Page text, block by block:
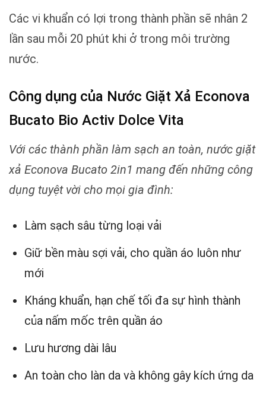
Các vi khuẩn có lợi trong thành phần sẽ nhân 2
lần sau mỗi 20 phút khi ở trong môi trường
nước.
Công dụng của Nước Giặt Xả Econova
Bucato Bio Activ Dolce Vita
Với các thành phần làm sạch an toàn, nước giặt
xả Econova Bucato 2in1 mang đến những công
dụng tuyệt vời cho mọi gia đình:
Làm sạch sâu từng loại vải
Giữ bền màu sợi vải, cho quần áo luôn như
mới
Kháng khuẩn, hạn chế tối đa sự hình thành
của nấm mốc trên quần áo
Lưu hương dài lâu
An toàn cho làn da và không gây kích ứng da